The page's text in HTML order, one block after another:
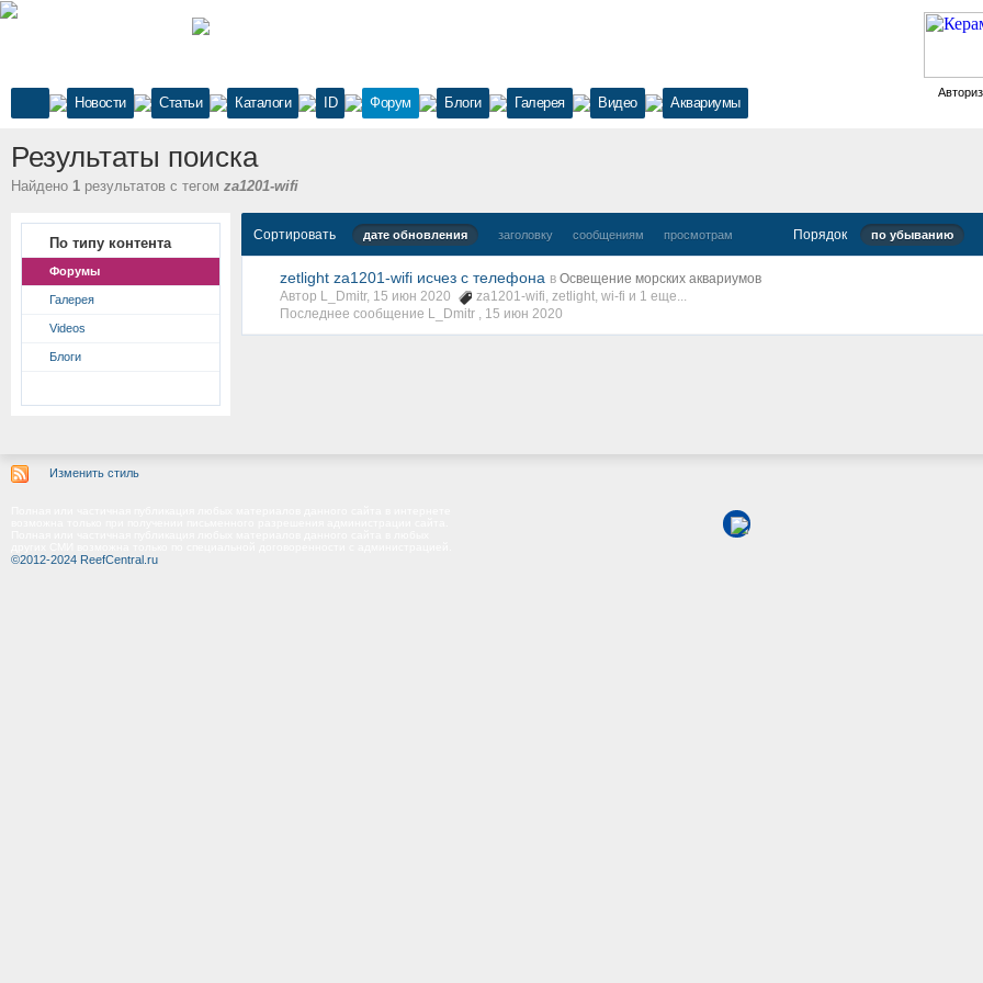
Новости Статьи Каталоги ID Форум Блоги Галерея Видео Аквариумы
Результаты поиска
Найдено 1 результатов с тегом za1201-wifi
По типу контента
Форумы
Галерея
Videos
Блоги
Сортировать дате обновления заголовку сообщениям просмотрам Порядок по убыванию
zetlight za1201-wifi исчез с телефона в Освещение морских аквариумов
Автор L_Dmitr, 15 июн 2020
za1201-wifi, zetlight, wi-fi и 1 еще...
Последнее сообщение L_Dmitr , 15 июн 2020
Изменить стиль
©2012-2024 ReefCentral.ru